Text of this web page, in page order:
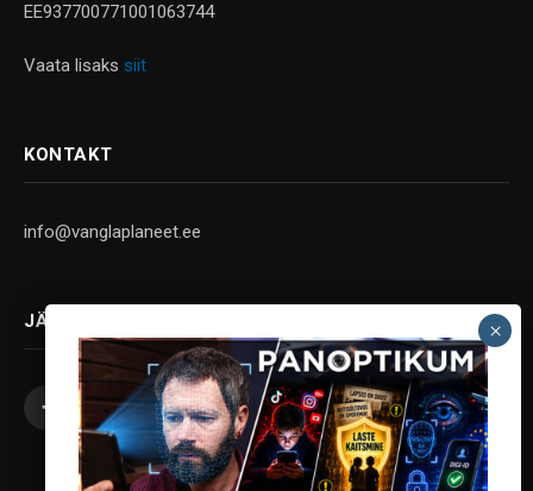
EE937700771001063744
Vaata lisaks siit
KONTAKT
info@vanglaplaneet.ee
JÄLGI SOTSIAALMEEDIAS
Facebook
X
(Twitter)
InstagramYouTubeTelegram